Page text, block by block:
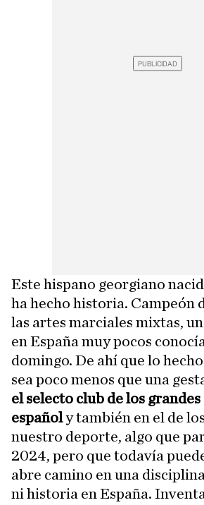
Este hispano georgiano
ha hecho historia. Campeón
las artes marciales mixtas,
en España muy pocos
domingo. De ahí que lo
sea poco menos que una
el selecto club de los
españoly también en el de los
nuestro deporte, algo que
2024, pero que todavía
abre camino en una
ni historia en España.